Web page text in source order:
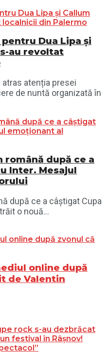
Dua Lipa și
au revoltat
atras atenția presei
de nuntă organizată în
română după ce a
Inter. Mesajul
după ce a câștigat Cupa
o nouă...
online după
de Valentin